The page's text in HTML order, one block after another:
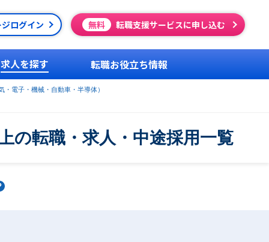
ログイン 無料 転職支援サービスに申し込む
求人を探す 転職お役立ち情報
・電子・機械・自動車・半導体）
の転職・求人・中途採用一覧